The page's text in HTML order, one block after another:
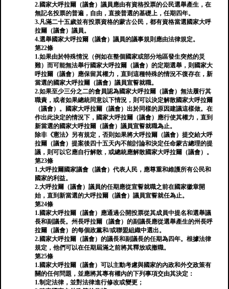
2.國家大呼拉爾（議會）議員應由有資格投票的公民選舉產生，在
無記名投票的普遍，自由，直接普選的基礎上，任期四年。
3.凡滿二十五歲並有投票資格的蒙古公民，都有資格當選國家大呼
拉爾（議會）議員。
4.選舉國家大呼拉爾（議會）議員的議事規則應由法律規定。
第22條
1.如果由於特殊情況（例如在整個國家或部分地區發生突然的災
難）而可能無法舉行國家大呼拉爾（議會）的定期選舉，則國家大
呼拉爾（議會）應保留其權力，直到這種特殊的情況不復存在，新
當選的國家大呼拉爾（議會）議員宣誓就職。
2.如果至少三分之二的會員認為國家大呼拉爾（議會）無法履行其
職責，或者如果總統同意以下情況，則可以決定解散國家大呼拉爾
（議會）。國家大呼拉爾（議會）出於同樣的原因建議這樣做。在
作出此決定的情況下，國家大呼拉爾（議會）應行使其權力，直到
新當選的國家大呼拉爾（議會）議員宣誓就職為止。
除非《憲法》另有規定，否則如果將大呼拉爾（議會）提交給大呼
拉爾（議會）提案後四十五天內不能討論和決定任命蒙古總理的提
議，則可以它應自行解散，或總統應解散國家大呼拉爾（議會）。
第23條
1.大呼拉爾國家議會（議會）代表人民，應尊重和維護所有公民和
國家的利益。
2.大呼拉爾（議會）議員的任期應從宣誓就職之前在國家徽章開
始，直到新當選的大呼拉爾（議會）議員宣誓就任為止。
第24條
1.國家大呼拉爾（議會）應通過公開投票從其成員中提名和選舉議
長和副議長。州長呼拉爾（議會）的副議長應從選舉產生的州長呼
拉爾（議會）的每個政黨和/或聯盟組織中選出。
2.國家大呼拉爾（議會）的議長和副議長的任期為四年。根據法律
規定，他們可以在任期屆滿之前將其釋放或撤職。
第25條
1.國家大呼拉爾（議會）可以主動考慮與國家的內政和外交政策有
關的任何問題，並應將其專有權內的下列事項交由其決定：
1.制定法律，並對法律進行修改或變更；